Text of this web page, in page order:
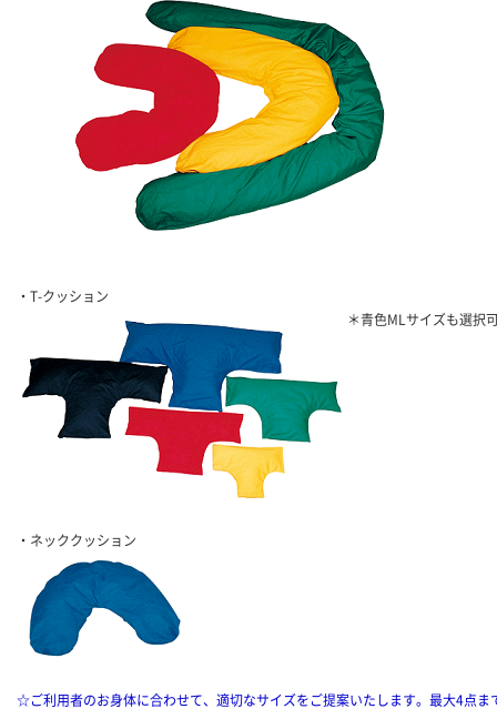
・T-クッション
＊青色MLサイズも選択
・ネッククッション
☆ご利用者のお身体に合わせて、適切なサイズをご提案いたします。最大4点ま